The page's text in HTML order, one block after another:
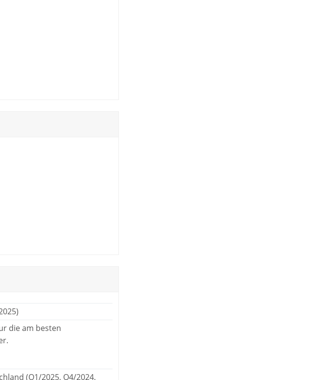
die am besten
(Q1/2025, Q4/2024,